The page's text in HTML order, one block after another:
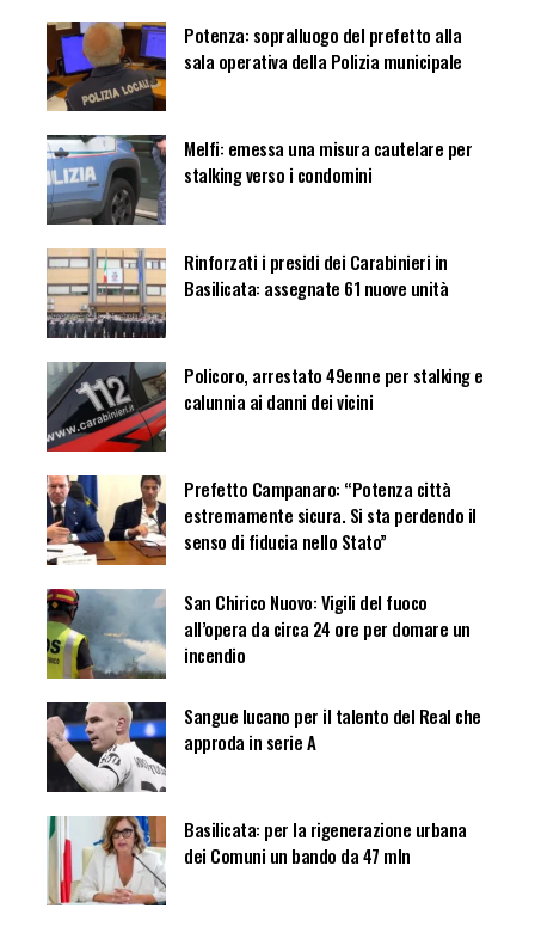
Potenza: sopralluogo del prefetto alla
sala operativa della Polizia municipale
Melfi: emessa una misura cautelare per
stalking verso i condomini
Rinforzati i presidi dei Carabinieri in
Basilicata: assegnate 61 nuove unità
Policoro, arrestato 49enne per stalking e
calunnia ai danni dei vicini
Prefetto Campanaro: “Potenza città
estremamente sicura. Si sta perdendo il
senso di fiducia nello Stato”
San Chirico Nuovo: Vigili del fuoco
all’opera da circa 24 ore per domare un
incendio
Sangue lucano per il talento del Real che
approda in serie A
Basilicata: per la rigenerazione urbana
dei Comuni un bando da 47 mln